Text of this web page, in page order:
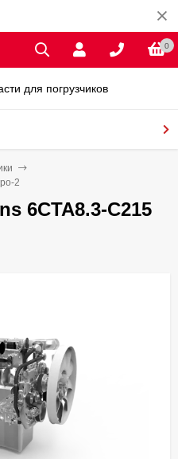
0
2
6CTA8.3-C215